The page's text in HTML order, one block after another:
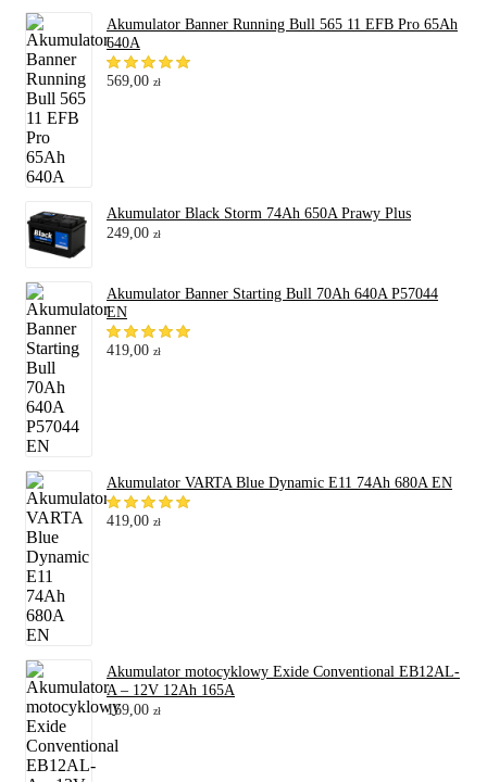
Akumulator Banner Running Bull 565 11 EFB Pro 65Ah
640A
569,00 zł
Akumulator Black Storm 74Ah 650A Prawy Plus
249,00 zł
Akumulator Banner Starting Bull 70Ah 640A P57044
EN
419,00 zł
Akumulator VARTA Blue Dynamic E11 74Ah 680A EN
419,00 zł
Akumulator motocyklowy Exide Conventional EB12AL-
A – 12V 12Ah 165A
169,00 zł